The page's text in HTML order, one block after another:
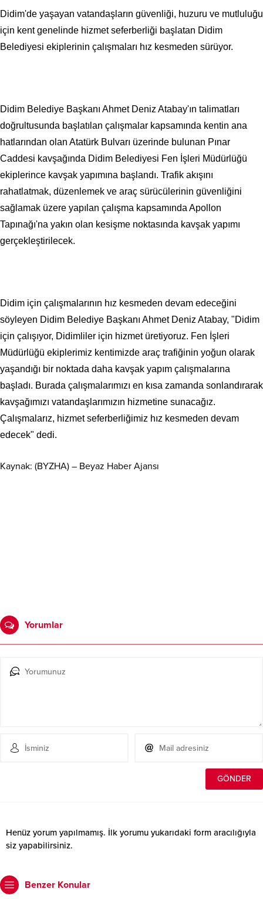
Didim'de yaşayan vatandaşların güvenliği, huzuru ve mutluluğu
için kent genelinde hizmet seferberliği başlatan Didim
Belediyesi ekiplerinin çalışmaları hız kesmeden sürüyor.
Didim Belediye Başkanı Ahmet Deniz Atabay'ın talimatları
doğrultusunda başlatılan çalışmalar kapsamında kentin ana
hatlarından olan Atatürk Bulvarı üzerinde bulunan Pınar
Caddesi kavşağında Didim Belediyesi Fen İşleri Müdürlüğü
ekiplerince kavşak yapımına başlandı. Trafik akışını
rahatlatmak, düzenlemek ve araç sürücülerinin güvenliğini
sağlamak üzere yapılan çalışma kapsamında Apollon
Tapınağı'na yakın olan kesişme noktasında kavşak yapımı
gerçekleştirilecek.
Didim için çalışmalarının hız kesmeden devam edeceğini
söyleyen Didim Belediye Başkanı Ahmet Deniz Atabay, "Didim
için çalışıyor, Didimliler için hizmet üretiyoruz. Fen İşleri
Müdürlüğü ekiplerimiz kentimizde araç trafiğinin yoğun olarak
yaşandığı bir noktada daha kavşak yapım çalışmalarına
başladı. Burada çalışmalarımızı en kısa zamanda sonlandırarak
kavşağımızı vatandaşlarımızın hizmetine sunacağız.
Çalışmalarız, hizmet seferberliğimiz hız kesmeden devam
edecek" dedi.
Kaynak: (BYZHA) – Beyaz Haber Ajansı
Yorumlar
Henüz yorum yapılmamış. İlk yorumu yukarıdaki form aracılığıyla
siz yapabilirsiniz.
Benzer Konular